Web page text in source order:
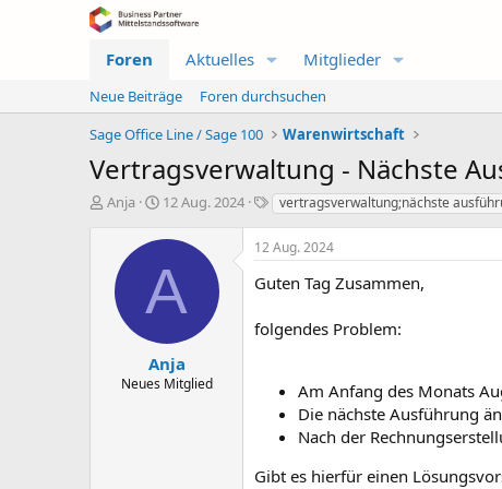
Foren Aktuelles Mitglieder
Neue Beiträge
Foren durchsuchen
Sage Office Line / Sage 100
Warenwirtschaft
Vertragsverwaltung - Nächste
E
Anja
E
s
e
l
t
a
m
12 Aug. 2024
S
h
l
a
w
o
vertragsverwaltung;nächste
A
Anja
Neues Mitglied
12 Aug. 2024
Guten Tag Zusammen,
folgendes Problem:
Am Anfang des Monats
Die nächste Ausführung
Nach der
Gibt es hierfür einen